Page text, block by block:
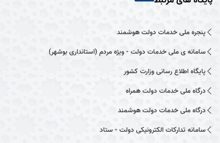
پنجره ملی خدمات دولت هوشمند
سامانه ی ملی خدمات دولت - ویژه مردم (استانداری بوشهر)
پایگاه اطلاع رسانی وزارت کشور
درگاه ملی خدمات دولت همراه
درگاه ملی خدمات دولت هوشمند
سامانه تدارکات الکترونیکی دولت - ستاد